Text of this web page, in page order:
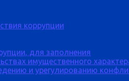
коррупции
для заполнения
имущественного
и урегулированию